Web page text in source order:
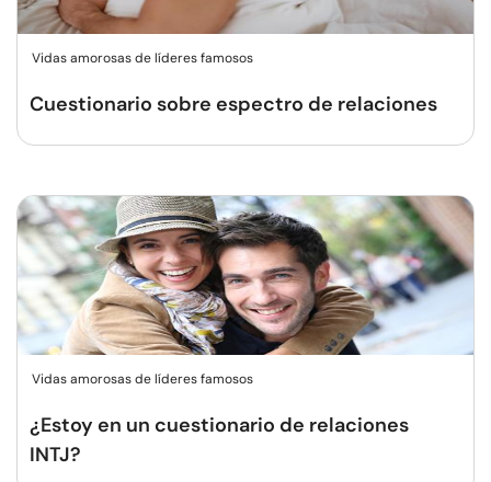
Vidas amorosas de líderes famosos
Cuestionario sobre espectro de relaciones
Vidas amorosas de líderes famosos
¿Estoy en un cuestionario de relaciones
INTJ?